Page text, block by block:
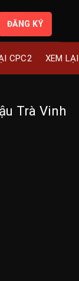
ĐĂNG KÝ
CPC2 XEM
Trà Vinh